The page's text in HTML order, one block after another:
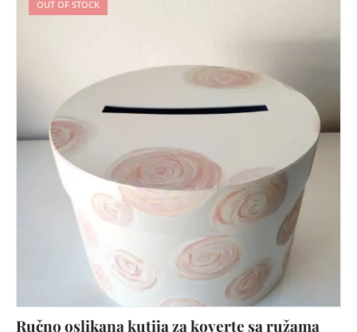
OUT OF STOCK
Ručno oslikana kutija za koverte sa ružama